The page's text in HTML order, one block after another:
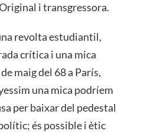
i transgressora.
revolta estudiantil,
crítica i una mica
maig del 68 a París,
una mica podríem
per baixar del pedestal
és possible i ètic